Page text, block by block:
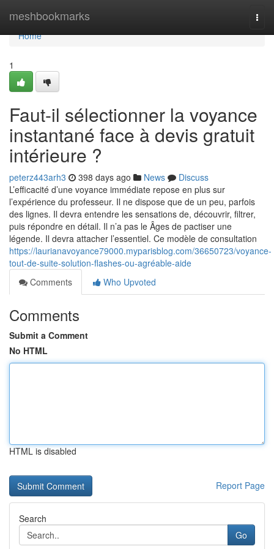
meshbookmarks
Home
Home
1
Faut-il sélectionner la voyance
instantané face à devis gratuit
intérieure ?
peterz443arh3 398 days ago News
Discuss
L’efficacité d’une voyance immédiate repose en plus sur
l’expérience du professeur. Il ne dispose que de un peu, parfois
des lignes. Il devra entendre les sensations de, découvrir, filtrer,
puis répondre en détail. Il n’a pas le Âges de pactiser une
légende. Il devra attacher l’essentiel. Ce modèle de consultation
https://laurianavoyance79000.myparisblog.com/36650723/voyance-
tout-de-suite-solution-flashes-ou-agréable-aide
Comments
Who Upvoted
Comments
Submit a Comment
No HTML
HTML is disabled
Report Page
Search
Go